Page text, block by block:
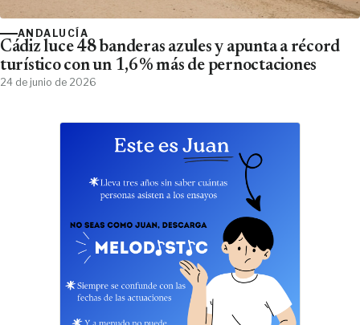
ANDALUCÍA
Cádiz luce 48 banderas azules y apunta a récord
turístico con un 1,6% más de pernoctaciones
24 de junio de 2026